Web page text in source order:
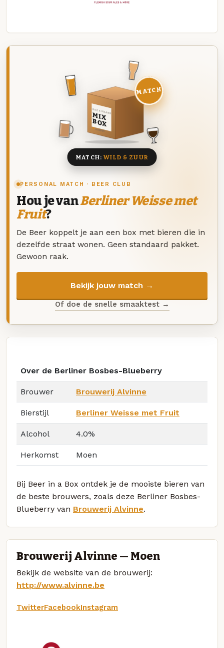
PERSONAL MATCH · BEER CLUB
Hou je vanBerliner Weisse met
Fruit?
De Beer koppelt je aan een box met bieren die in
dezelfde straat wonen. Geen standaard pakket.
Gewoon raak.
Bekijk jouw match →
Of doe de snelle smaaktest →
DEZE MAAND
MIX
BOX
8 BIEREN
MATCH
MATCH:WILD & ZUUR
Over de Berliner Bosbes-Blueberry
Brouwer Brouwerij Alvinne
Bierstijl Berliner Weisse met Fruit
Alcohol 4.0%
Herkomst Moen
Bij Beer in a Box ontdek je de mooiste bieren van
de beste brouwers, zoals deze Berliner Bosbes-
Blueberry van Brouwerij Alvinne.
Brouwerij Alvinne — Moen
Bekijk de website van de brouwerij:
http://www.alvinne.be
TwitterFacebookInstagram